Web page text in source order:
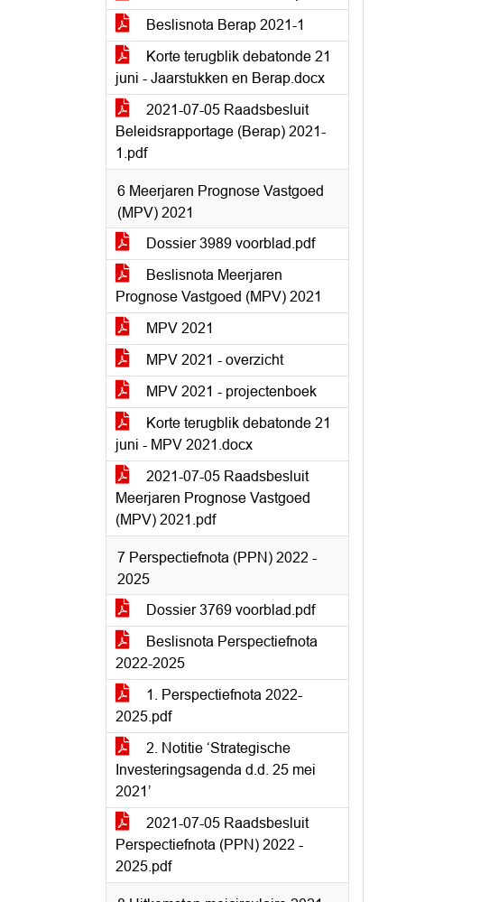
Beslisnota Berap 2021-1
Korte terugblik debatonde 21
juni - Jaarstukken en Berap.docx
2021-07-05 Raadsbesluit
Beleidsrapportage (Berap) 2021-
1.pdf
6 Meerjaren Prognose Vastgoed
(MPV) 2021
Dossier 3989 voorblad.pdf
Beslisnota Meerjaren
Prognose Vastgoed (MPV) 2021
MPV 2021
MPV 2021 - overzicht
MPV 2021 - projectenboek
Korte terugblik debatonde 21
juni - MPV 2021.docx
2021-07-05 Raadsbesluit
Meerjaren Prognose Vastgoed
(MPV) 2021.pdf
7 Perspectiefnota (PPN) 2022 -
2025
Dossier 3769 voorblad.pdf
Beslisnota Perspectiefnota
2022-2025
1. Perspectiefnota 2022-
2025.pdf
2. Notitie ‘Strategische
Investeringsagenda d.d. 25 mei
2021’
2021-07-05 Raadsbesluit
Perspectiefnota (PPN) 2022 -
2025.pdf